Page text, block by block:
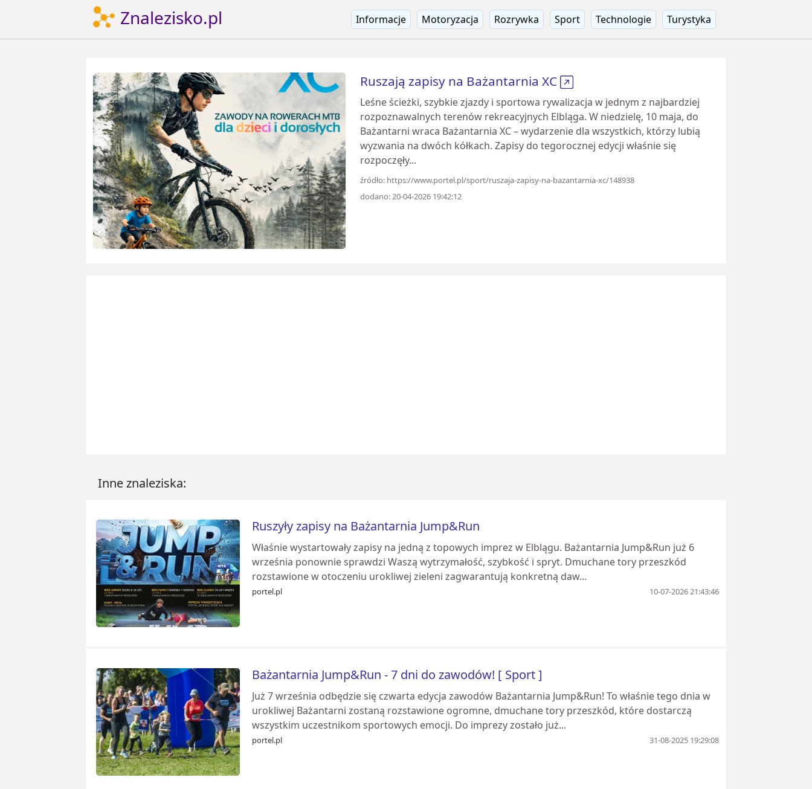
Znalezisko.pl Informacje Motoryzacja Rozrywka Sport Technologie Turystyka
Ruszają zapisy na Bażantarnia XC
Leśne ścieżki, szybkie zjazdy i sportowa rywalizacja w jednym z najbardziej
rozpoznawalnych terenów rekreacyjnych Elbląga. W niedzielę, 10 maja, do
Bażantarni wraca Bażantarnia XC – wydarzenie dla wszystkich, którzy lubią
wyzwania na dwóch kółkach. Zapisy do tegorocznej edycji właśnie się
rozpoczęły...
źródło: https://www.portel.pl/sport/ruszaja-zapisy-na-bazantarnia-xc/148938
dodano: 20-04-2026 19:42:12
Inne znaleziska:
Ruszyły zapisy na Bażantarnia Jump&Run
Właśnie wystartowały zapisy na jedną z topowych imprez w Elblągu. Bażantarnia Jump&Run już 6
września ponownie sprawdzi Waszą wytrzymałość, szybkość i spryt. Dmuchane tory przeszkód
rozstawione w otoczeniu urokliwej zieleni zagwarantują konkretną daw...
portel.pl 10-07-2026 21:43:46
Bażantarnia Jump&Run - 7 dni do zawodów! [ Sport ]
Już 7 września odbędzie się czwarta edycja zawodów Bażantarnia Jump&Run! To właśnie tego dnia w
urokliwej Bażantarni zostaną rozstawione ogromne, dmuchane tory przeszkód, które dostarczą
wszystkim uczestnikom sportowych emocji. Do imprezy zostało już...
portel.pl 31-08-2025 19:29:08